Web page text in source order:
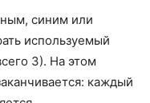
синим или
используемый
3). На этом
каждый